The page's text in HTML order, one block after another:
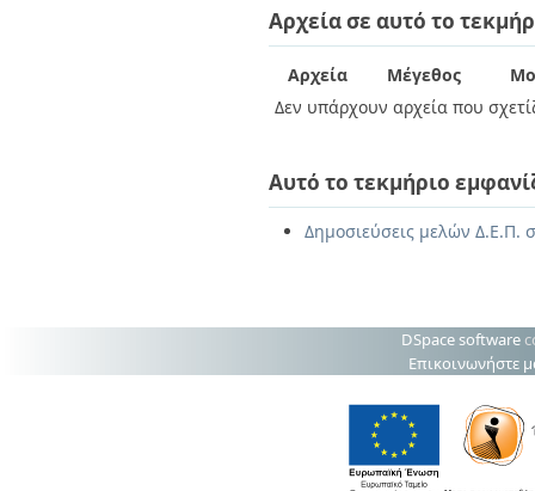
Αρχεία σε αυτό το
Αρχεία Μέγεθος
Δεν υπάρχουν αρχεία που
Αυτό το τεκμήριο
Δημοσιεύσεις μελών Δ.Ε.Π.
DSpace software
Επικοινωνήστε